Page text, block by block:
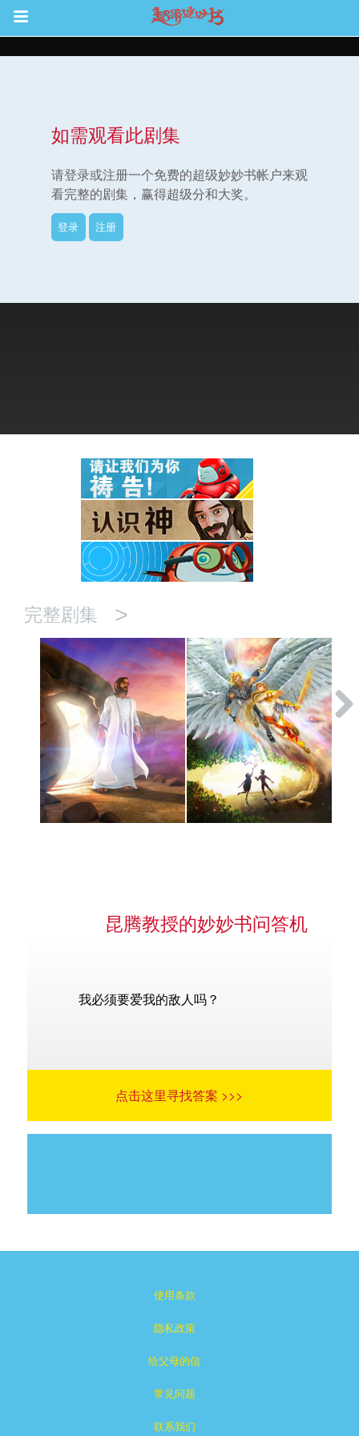
Return to Content
如需观看此剧集
请登录或注册一个免费的超级妙妙书帐户来观
看完整的剧集，赢得超级分和大奖。
登录 注册
完整剧集 >
昆腾教授的妙妙书问答机
我必须要爱我的敌人吗？
点击这里寻找答案 >>>
使用条款
隐私政策
给父母的信
常见问题
联系我们